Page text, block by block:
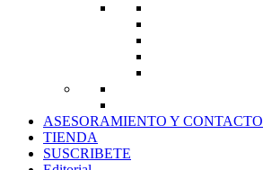
ASESORAMIENTO Y CONTACTO
TIENDA
SUSCRIBETE